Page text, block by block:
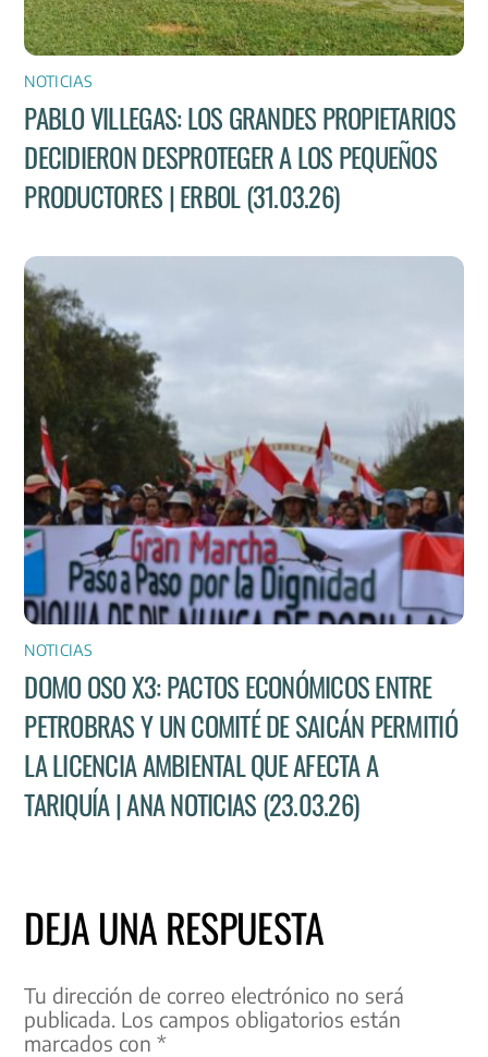
NOTICIAS
PABLO VILLEGAS: LOS GRANDES PROPIETARIOS
DECIDIERON DESPROTEGER A LOS PEQUEÑOS
PRODUCTORES | ERBOL (31.03.26)
NOTICIAS
DOMO OSO X3: PACTOS ECONÓMICOS ENTRE
PETROBRAS Y UN COMITÉ DE SAICÁN PERMITIÓ
LA LICENCIA AMBIENTAL QUE AFECTA A
TARIQUÍA | ANA NOTICIAS (23.03.26)
DEJA UNA RESPUESTA
Tu dirección de correo electrónico no será
publicada. Los campos obligatorios están
marcados con*